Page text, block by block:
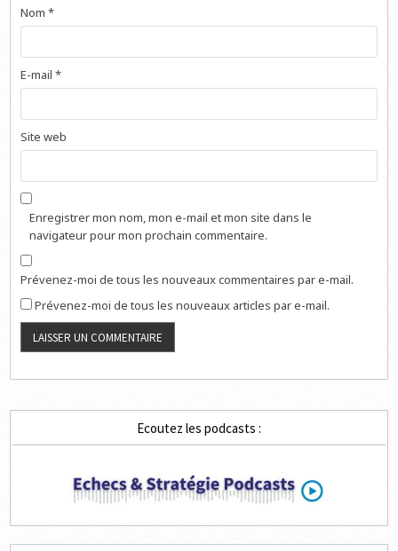
Nom*
E-mail*
Site web
Enregistrer mon nom, mon e-mail et mon site dans le
navigateur pour mon prochain commentaire.
Prévenez-moi de tous les nouveaux commentaires par e-mail.
Prévenez-moi de tous les nouveaux articles par e-mail.
Ecoutez les podcasts :